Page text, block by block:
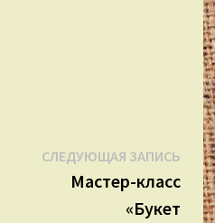
ПредыдущаяСЛЕДУЮЩАЯ ЗАПИСЬ
Мастер-класс
«Букет